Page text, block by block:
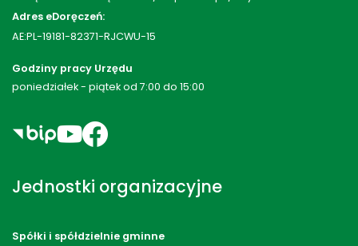
Adres eDoręczeń:
AE:PL-19181-82371-RJCWU-15
Godziny pracy Urzędu
poniedziałek - piątek od 7:00 do 15:00
Jednostki organizacyjne
Spółki i spółdzielnie gminne